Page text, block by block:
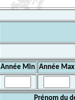
Année Min Année Max
Prénom du